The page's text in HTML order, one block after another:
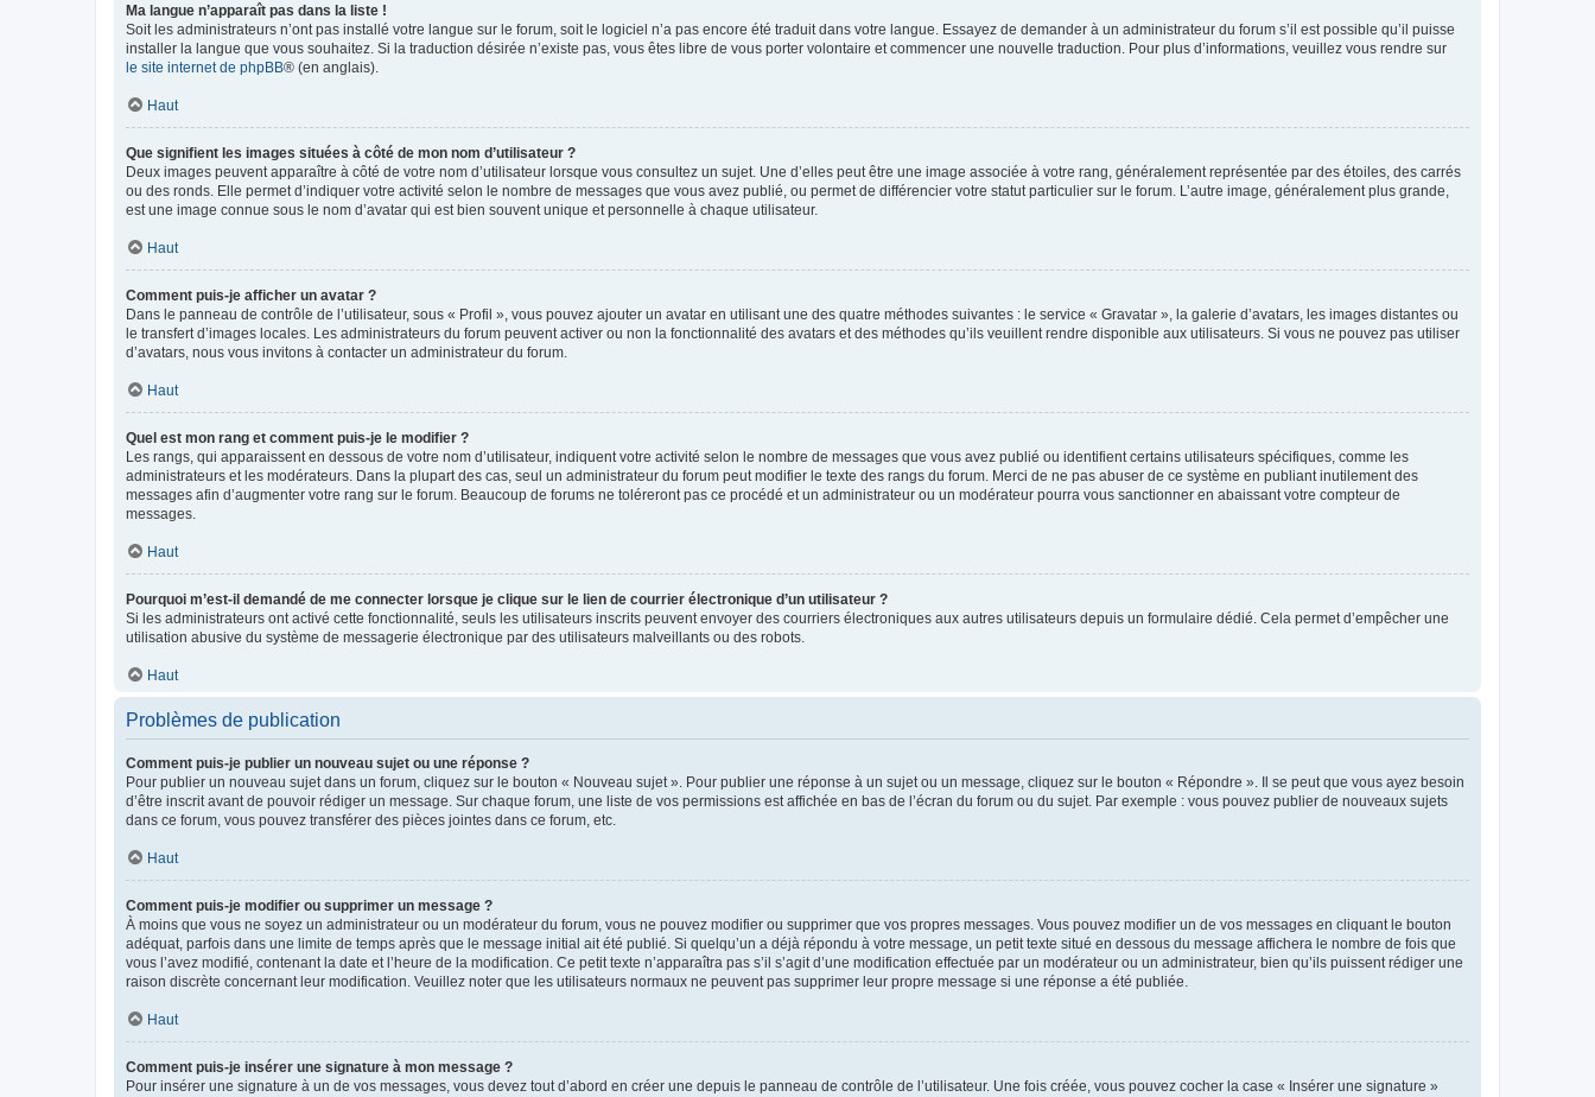
Ma langue n’apparaît pas dans la liste !
Soit les administrateurs n’ont pas installé votre langue sur le forum, soit le logiciel n’a pas encore été traduit dans votre langue. Essayez de demander à un administrateur du forum s’il est possible qu’il puisse
installer la langue que vous souhaitez. Si la traduction désirée n’existe pas, vous êtes libre de vous porter volontaire et commencer une nouvelle traduction. Pour plus d’informations, veuillez vous rendre sur
le site internet de phpBB® (en anglais).
Haut
Que signifient les images situées à côté de mon nom d’utilisateur ?
Deux images peuvent apparaître à côté de votre nom d’utilisateur lorsque vous consultez un sujet. Une d’elles peut être une image associée à votre rang, généralement représentée par des étoiles, des carrés
ou des ronds. Elle permet d’indiquer votre activité selon le nombre de messages que vous avez publié, ou permet de différencier votre statut particulier sur le forum. L’autre image, généralement plus grande,
est une image connue sous le nom d’avatar qui est bien souvent unique et personnelle à chaque utilisateur.
Haut
Comment puis-je afficher un avatar ?
Dans le panneau de contrôle de l’utilisateur, sous « Profil », vous pouvez ajouter un avatar en utilisant une des quatre méthodes suivantes : le service « Gravatar », la galerie d’avatars, les images distantes ou
le transfert d’images locales. Les administrateurs du forum peuvent activer ou non la fonctionnalité des avatars et des méthodes qu’ils veuillent rendre disponible aux utilisateurs. Si vous ne pouvez pas utiliser
d’avatars, nous vous invitons à contacter un administrateur du forum.
Haut
Quel est mon rang et comment puis-je le modifier ?
Les rangs, qui apparaissent en dessous de votre nom d’utilisateur, indiquent votre activité selon le nombre de messages que vous avez publié ou identifient certains utilisateurs spécifiques, comme les
administrateurs et les modérateurs. Dans la plupart des cas, seul un administrateur du forum peut modifier le texte des rangs du forum. Merci de ne pas abuser de ce système en publiant inutilement des
messages afin d’augmenter votre rang sur le forum. Beaucoup de forums ne toléreront pas ce procédé et un administrateur ou un modérateur pourra vous sanctionner en abaissant votre compteur de
messages.
Haut
Pourquoi m’est-il demandé de me connecter lorsque je clique sur le lien de courrier électronique d’un utilisateur ?
Si les administrateurs ont activé cette fonctionnalité, seuls les utilisateurs inscrits peuvent envoyer des courriers électroniques aux autres utilisateurs depuis un formulaire dédié. Cela permet d’empêcher une
utilisation abusive du système de messagerie électronique par des utilisateurs malveillants ou des robots.
Haut
Problèmes de publication
Comment puis-je publier un nouveau sujet ou une réponse ?
Pour publier un nouveau sujet dans un forum, cliquez sur le bouton « Nouveau sujet ». Pour publier une réponse à un sujet ou un message, cliquez sur le bouton « Répondre ». Il se peut que vous ayez besoin
d’être inscrit avant de pouvoir rédiger un message. Sur chaque forum, une liste de vos permissions est affichée en bas de l’écran du forum ou du sujet. Par exemple : vous pouvez publier de nouveaux sujets
dans ce forum, vous pouvez transférer des pièces jointes dans ce forum, etc.
Haut
Comment puis-je modifier ou supprimer un message ?
À moins que vous ne soyez un administrateur ou un modérateur du forum, vous ne pouvez modifier ou supprimer que vos propres messages. Vous pouvez modifier un de vos messages en cliquant le bouton
adéquat, parfois dans une limite de temps après que le message initial ait été publié. Si quelqu’un a déjà répondu à votre message, un petit texte situé en dessous du message affichera le nombre de fois que
vous l’avez modifié, contenant la date et l’heure de la modification. Ce petit texte n’apparaîtra pas s’il s’agit d’une modification effectuée par un modérateur ou un administrateur, bien qu’ils puissent rédiger une
raison discrète concernant leur modification. Veuillez noter que les utilisateurs normaux ne peuvent pas supprimer leur propre message si une réponse a été publiée.
Haut
Comment puis-je insérer une signature à mon message ?
Pour insérer une signature à un de vos messages, vous devez tout d’abord en créer une depuis le panneau de contrôle de l’utilisateur. Une fois créée, vous pouvez cocher la case « Insérer une signature »